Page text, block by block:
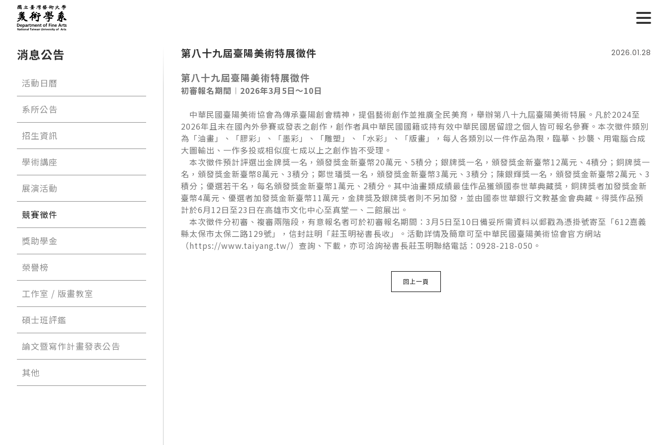
消息公告
活動日曆
系所公告
招生資訊
學術講座
展演活動
競賽徵件
獎助學金
榮譽榜
工作室 / 版畫教室
碩士班評鑑
論文暨寫作計畫發表公告
其他
2026.01.28
第八十九屆臺陽美術特展徵件
第八十九屆臺陽美術特展徵件
初審報名期間︱2026年3月5日～10日
中華民國臺陽美術協會為傳承臺陽創會精神，提倡藝術創作並推廣全民美育，舉辦第八十九屆臺陽美術特展。凡於2024至
2026年且未在國內外參賽或發表之創作，創作者具中華民國國籍或持有效中華民國居留證之個人皆可報名參賽。本次徵件類別
為「油畫」、「膠彩」、「墨彩」、「雕塑」、「水彩」、「版畫」，每人各類別以一件作品為限，臨摹、抄襲、用電腦合成
大圖輸出、一作多投或相似度七成以上之創作皆不受理。
本次徵件預計評選出金牌獎一名，頒發獎金新臺幣20萬元、5積分；銀牌獎一名，頒發獎金新臺幣12萬元、4積分；銅牌獎一
名，頒發獎金新臺幣8萬元、3積分；鄭世璠獎一名，頒發獎金新臺幣3萬元、3積分；陳銀輝獎一名，頒發獎金新臺幣2萬元、3
積分；優選若干名，每名頒發獎金新臺幣1萬元、2積分。其中油畫類成績最佳作品獲頒國泰世華典藏獎，銅牌獎者加發獎金新
臺幣4萬元、優選者加發獎金新臺幣11萬元，金牌獎及銀牌獎者則不另加發，並由國泰世華銀行文教基金會典藏。得獎作品預
計於6月12日至23日在高雄市文化中心至真堂一、二館展出。
本次徵件分初審、複審兩階段，有意報名者可於初審報名期間：3月5日至10日備妥所需資料以郵戳為憑掛號寄至「612嘉義
縣太保市太保二路129號」，信封註明「莊玉明祕書長收」。活動詳情及簡章可至中華民國臺陽美術協會官方網站
（https://www.taiyang.tw/）查詢、下載，亦可洽詢祕書長莊玉明聯絡電話：0928-218-050。
回上一頁